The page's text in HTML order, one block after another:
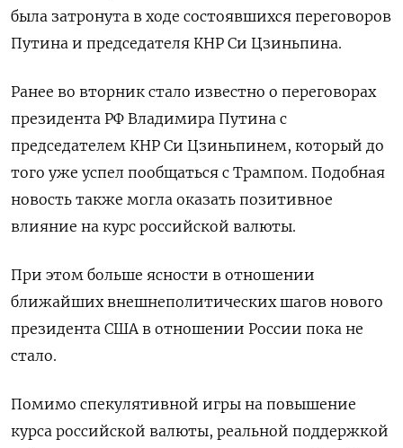
была затронута в ходе состоявшихся переговоров
Путина и председателя КНР Си Цзиньпина.
Ранее во вторник стало известно о переговорах
президента РФ Владимира Путина с
председателем КНР Си Цзиньпинем, который до
того уже успел пообщаться с Трампом. Подобная
новость также могла оказать позитивное
влияние на курс российской валюты.
При этом больше ясности в отношении
ближайших внешнеполитических шагов нового
президента США в отношении России пока не
стало.
Помимо спекулятивной игры на повышение
курса российской валюты, реальной поддержкой